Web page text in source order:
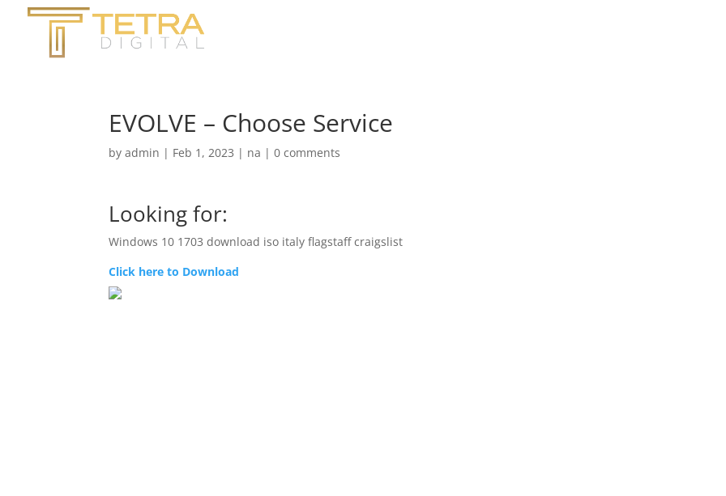
EVOLVE – Choose Service
byadmin | Feb 1, 2023 | na |0 comments
Looking for:
Windows 10 1703 download iso italy flagstaff craigslist
Click here to Download